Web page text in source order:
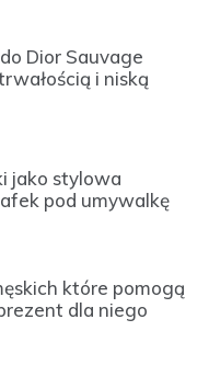
Dior Sauvage
i niską
jako stylowa
pod umywalkę
które pomogą
dla niego